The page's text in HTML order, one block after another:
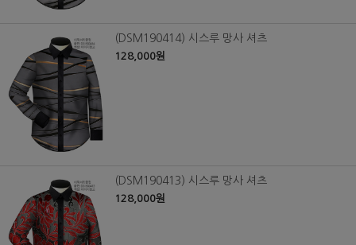
(DSM190414) 시스루 망사 셔츠
128,000원
(DSM190413) 시스루 망사 셔츠
128,000원